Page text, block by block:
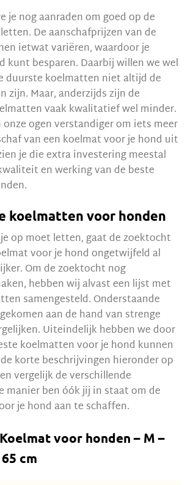
je nog aanraden om goed op de
De aanschafprijzen van de
ietwat variëren, waardoor je
kunt besparen. Daarbij willen we wel
duurste koelmatten niet altijd de
zijn. Maar, anderzijds zijn de
vaak kwalitatief wel minder.
ogen verstandiger om iets meer
van een koelmat voor je hond uit
je die extra investering meestal
en werking van de beste
koelmatten voor honden
op moet letten, gaat de zoektocht
voor je hond ongetwijfeld al
Om de zoektocht nog
hebben wij alvast een lijst met
samengesteld. Onderstaande
aan de hand van strenge
Uiteindelijk hebben we door
koelmatten voor je hond kunnen
korte beschrijvingen hieronder op
vergelijk de verschillende
manier ben óók jij in staat om de
je hond aan te schaffen.
voor honden – M –
cm